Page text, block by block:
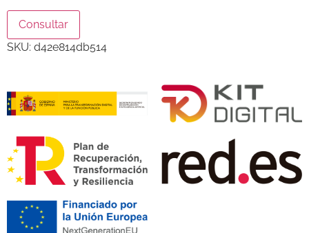
Consultar
SKU: d42e814db514